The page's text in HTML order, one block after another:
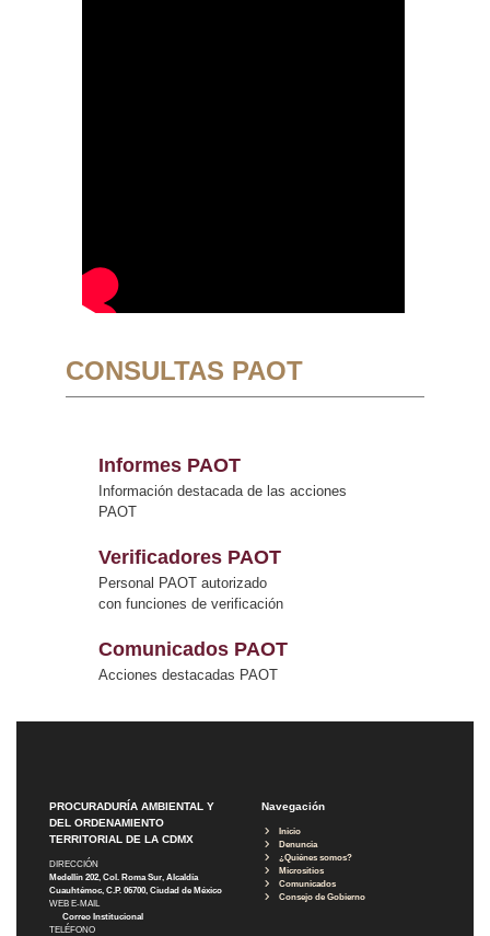
CONSULTAS PAOT
Informes PAOT
Información destacada de las acciones
PAOT
Verificadores PAOT
Personal PAOT autorizado
con funciones de verificación
Comunicados PAOT
Acciones destacadas PAOT
PROCURADURÍA AMBIENTAL Y
DEL ORDENAMIENTO
TERRITORIAL DE LA CDMX
DIRECCIÓN
Medellín 202, Col. Roma Sur, Alcaldía
Cuauhtémoc, C.P. 06700, Ciudad de México
WEB E-MAIL
Correo Institucional
TELÉFONO
Navegación
Inicio
Denuncia
¿Quiénes somos?
Micrositios
Comunicados
Consejo de Gobierno